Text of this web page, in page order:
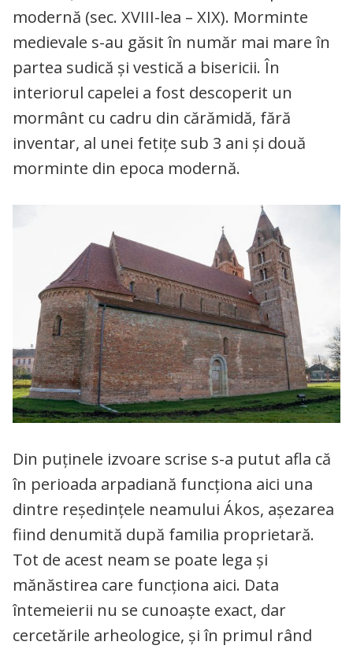
modernă (sec. XVIII-lea – XIX). Morminte
medievale s-au găsit în număr mai mare în
partea sudică şi vestică a bisericii. În
interiorul capelei a fost descoperit un
mormânt cu cadru din cărămidă, fără
inventar, al unei fetiţe sub 3 ani și două
morminte din epoca modernă.
Din puţinele izvoare scrise s-a putut afla că
în perioada arpadiană funcţiona aici una
dintre reşedinţele neamului Ákos, aşezarea
fiind denumită după familia proprietară.
Tot de acest neam se poate lega şi
mănăstirea care funcţiona aici. Data
întemeierii nu se cunoaşte exact, dar
cercetările arheologice, şi în primul rând